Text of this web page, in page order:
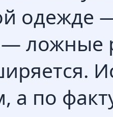
одежде
— ложные
а по